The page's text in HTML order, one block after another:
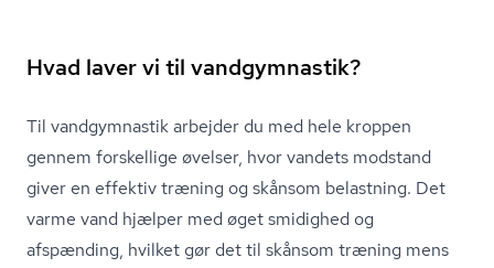
Hvad laver vi til vandgymnastik?
Til vandgymnastik arbejder du med hele kroppen
gennem forskellige øvelser, hvor vandets modstand
giver en effektiv træning og skånsom belastning. Det
varme vand hjælper med øget smidighed og
afspænding, hvilket gør det til skånsom træning mens